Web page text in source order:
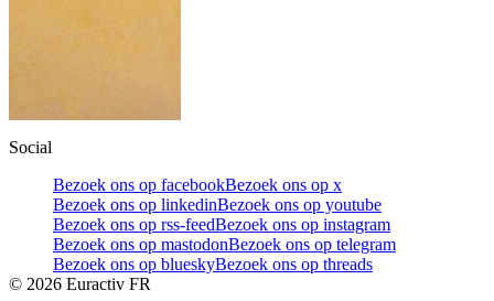
Social
Bezoek ons op facebookBezoek ons op x
Bezoek ons op linkedinBezoek ons op youtube
Bezoek ons op rss-feedBezoek ons op instagram
Bezoek ons op mastodonBezoek ons op telegram
Bezoek ons op blueskyBezoek ons op threads
© 2026 Euractiv FR